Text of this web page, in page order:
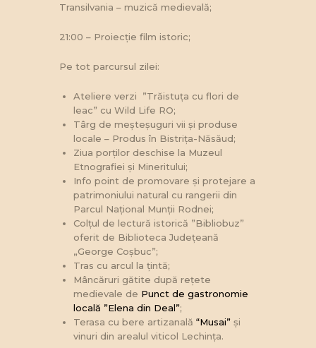
Transilvania – muzică medievală;
21:00 – Proiecție film istoric;
Pe tot parcursul zilei:
Ateliere verzi ”Trăistuța cu flori de
leac” cu Wild Life RO;
Târg de meșteșuguri vii și produse
locale – Produs în Bistrița-Năsăud;
Ziua porților deschise la Muzeul
Etnografiei și Mineritului;
Info point de promovare și protejare a
patrimoniului natural cu rangerii din
Parcul Național Munții Rodnei;
Colțul de lectură istorică ”Bibliobuz”
oferit de Biblioteca Județeană
„George Coșbuc”;
Tras cu arcul la țintă;
Mâncăruri gătite după rețete
medievale de Punct de gastronomie
locală ”Elena din Deal”;
Terasa cu bere artizanală “Musai”și
vinuri din arealul viticol Lechința.